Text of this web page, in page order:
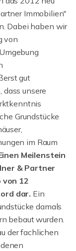
Immobilien"
Dabei haben wir
von
gut
unsere
Grundstücke
im Raum
Meilenstein
& Partner
12
dar. Ein
damals
bebaut wurden.
der fachlichen